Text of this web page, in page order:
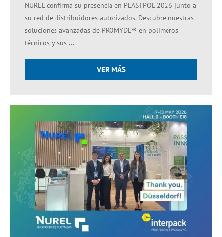
NUREL confirma su presencia en PLASTPOL 2026 junto a
su red de distribuidores autorizados. Descubre nuestras
soluciones avanzadas de PROMYDE® en polímeros
técnicos y sus ...
VER MÁS